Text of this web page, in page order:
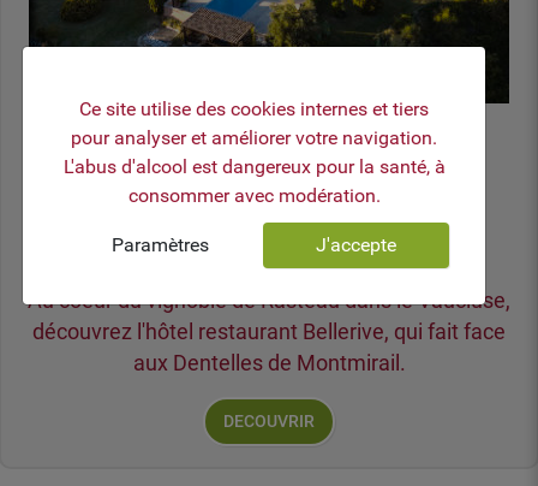
Restaurant Bellerive
420 chemin de la Motte
84110 RASTEAU
Tél : 04 90 46 14 96
Au coeur du vignoble de Rasteau dans le Vaucluse,
découvrez l'hôtel restaurant Bellerive, qui fait face
aux Dentelles de Montmirail.
DECOUVRIR
MOD_JBCOOKIES_LANG_HEADER_DEFAULT
Ce site utilise des cookies internes et tiers
pour analyser et améliorer votre navigation.
L'abus d'alcool est dangereux pour la santé, à
consommer avec modération.
Paramètres J'accepte